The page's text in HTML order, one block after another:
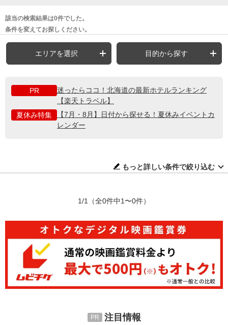
該当の検索結果は0件でした。
条件を変えてお探しください。
エリアを選択 目的から探す
PR
迷ったらココ！北海道の最新ホテルランキング
【楽天トラベル】
夏休み特集
【7月・8月】日付から探せる！夏休みイベントカ
レンダー
もっと詳しい条件で絞り込む
1/1 （全0件中1〜0件）
注目情報